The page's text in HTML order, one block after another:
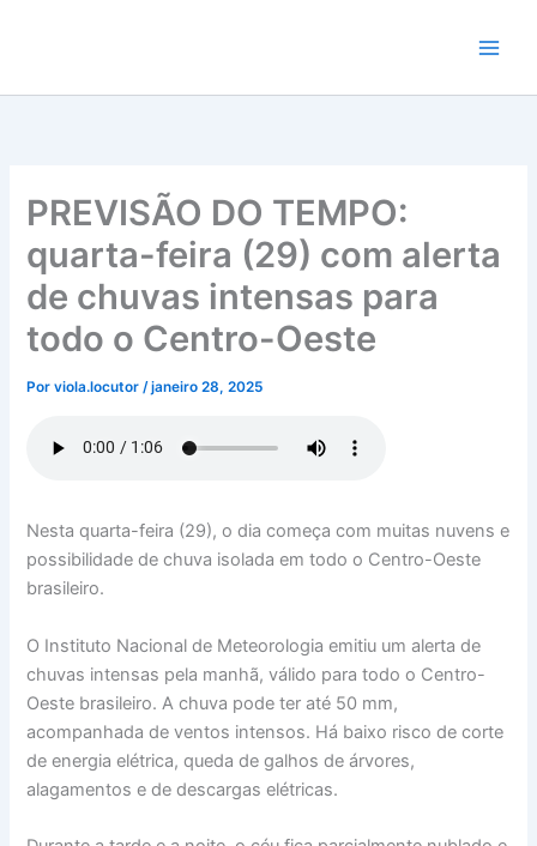
conteúdo
PREVISÃO DO TEMPO:
quarta-feira (29) com alerta
de chuvas intensas para
todo o Centro-Oeste
Porviola.locutor/janeiro 28, 2025
Nesta quarta-feira (29), o dia começa com muitas nuvens e
possibilidade de chuva isolada em todo o Centro-Oeste
brasileiro.
O Instituto Nacional de Meteorologia emitiu um alerta de
chuvas intensas pela manhã, válido para todo o Centro-
Oeste brasileiro. A chuva pode ter até 50 mm,
acompanhada de ventos intensos. Há baixo risco de corte
de energia elétrica, queda de galhos de árvores,
alagamentos e de descargas elétricas.